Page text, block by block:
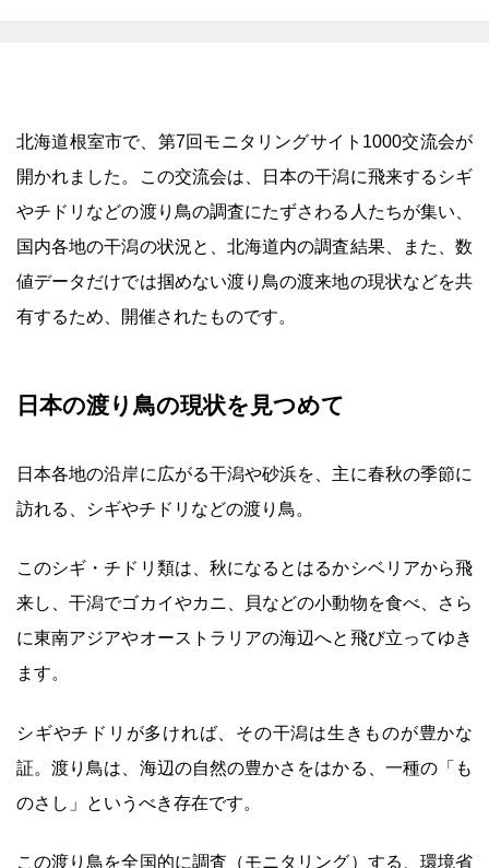
北海道根室市で、第7回モニタリングサイト1000交流会が
開かれました。この交流会は、日本の干潟に飛来するシギ
やチドリなどの渡り鳥の調査にたずさわる人たちが集い、
国内各地の干潟の状況と、北海道内の調査結果、また、数
値データだけでは掴めない渡り鳥の渡来地の現状などを共
有するため、開催されたものです。
日本の渡り鳥の現状を見つめて
日本各地の沿岸に広がる干潟や砂浜を、主に春秋の季節に
訪れる、シギやチドリなどの渡り鳥。
このシギ・チドリ類は、秋になるとはるかシベリアから飛
来し、干潟でゴカイやカニ、貝などの小動物を食べ、さら
に東南アジアやオーストラリアの海辺へと飛び立ってゆき
ます。
シギやチドリが多ければ、その干潟は生きものが豊かな
証。渡り鳥は、海辺の自然の豊かさをはかる、一種の「も
のさし」というべき存在です。
この渡り鳥を全国的に調査（モニタリング）する、環境省